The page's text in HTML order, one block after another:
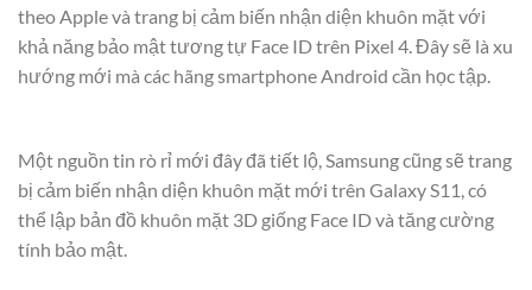
theo Apple và trang bị cảm biến nhận diện khuôn mặt với
khả năng bảo mật tương tự Face ID trên Pixel 4. Đây sẽ là xu
hướng mới mà các hãng smartphone Android cần học tập.
Một nguồn tin rò rỉ mới đây đã tiết lộ, Samsung cũng sẽ trang
bị cảm biến nhận diện khuôn mặt mới trên Galaxy S11, có
thể lập bản đồ khuôn mặt 3D giống Face ID và tăng cường
tính bảo mật.